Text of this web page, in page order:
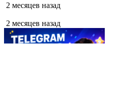
2 месяцев назад
2 месяцев назад